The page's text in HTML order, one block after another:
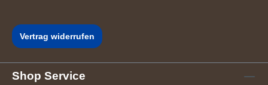
Vertrag widerrufen
Shop Service